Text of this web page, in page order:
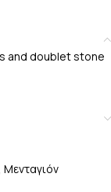
and doublet stone
Μενταγιόν